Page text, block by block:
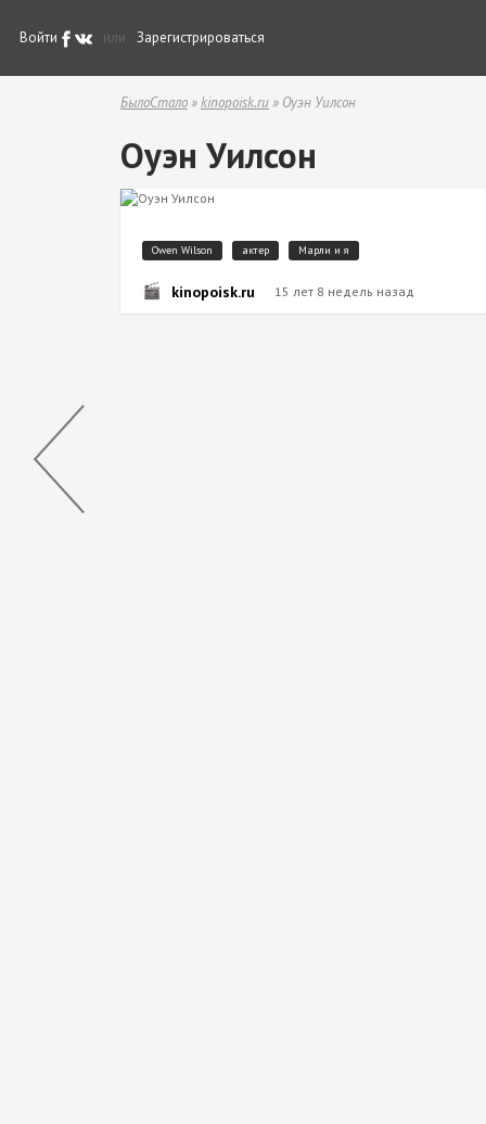
Войти или Зарегистрироваться
БылоСтало »kinopoisk.ru » Оуэн Уилсон
Оуэн Уилсон
Owen Wilson актер Марли и я
kinopoisk.ru 15 лет 8 недель назад